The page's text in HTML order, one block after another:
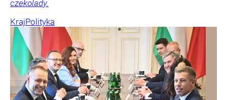
czekolady.
KrajPolityka